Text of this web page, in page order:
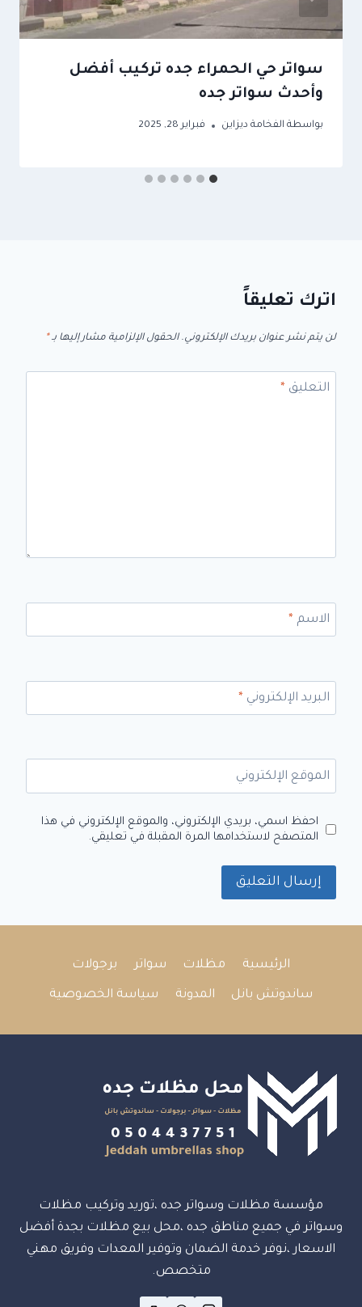
سواتر حي الحمراء جده تركيب أفضل
وأحدث سواتر جده
بواسطة الفخامة ديزاين فبراير 28, 2025
اترك تعليقاً
لن يتم نشر عنوان بريدك الإلكتروني. الحقول الإلزامية مشار إليها بـ*
التعليق*
الاسم*
البريد الإلكتروني*
الموقع الإلكتروني
احفظ اسمي، بريدي الإلكتروني، والموقع الإلكتروني في هذا
المتصفح لاستخدامها المرة المقبلة في تعليقي.
الرئيسية مظلات سواتر برجولات
ساندوتش بانل المدونة سياسة الخصوصية
مؤسسة مظلات وسواتر جده ،توريد وتركيب مظلات
وسواتر في جميع مناطق جده ،محل بيع مظلات بجدة أفضل
الاسعار ،نوفر خدمة الضمان وتوفير المعدات وفريق مهني
متخصص.